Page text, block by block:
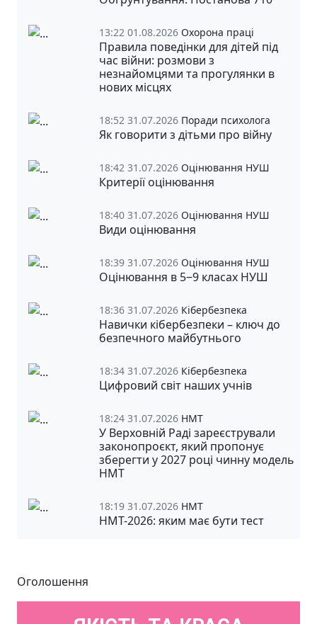
13:22 01.08.2026 Охорона праці
Правила поведінки для дітей під
час війни: розмови з
незнайомцями та прогулянки в
нових місцях
18:52 31.07.2026 Поради психолога
Як говорити з дітьми про війну
18:42 31.07.2026 Оцінювання НУШ
Критерії оцінювання
18:40 31.07.2026 Оцінювання НУШ
Види оцінювання
18:39 31.07.2026 Оцінювання НУШ
Оцінювання в 5‒9 класах НУШ
18:36 31.07.2026 Кібербезпека
Навички кібербезпеки – ключ до
безпечного майбутнього
18:34 31.07.2026 Кібербезпека
Цифровий світ наших учнів
18:24 31.07.2026 НМТ
У Верховній Раді зареєстрували
законопроєкт, який пропонує
зберегти у 2027 році чинну модель
НМТ
18:19 31.07.2026 НМТ
НМТ-2026: яким має бути тест
Оголошення